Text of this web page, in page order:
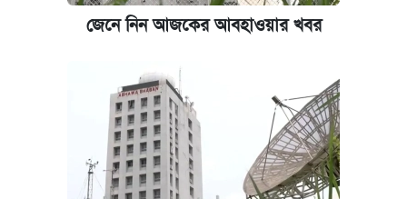
জেনে নিন আজকের আবহাওয়ার খবর